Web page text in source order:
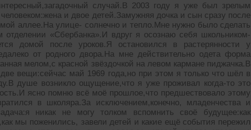
случай.В 2003 году я уже был зрелым
и двое детей.Замужняя дочка и сын сразу после
аллее.На улице- солнечно и тепло.Мне нужно было сделать
«Сбербанка».И вдруг я осознаю себя школьником-
домой после уроков.Я остановился в растерянности у
от родного двора.На мне действительно одета форма
мелом,с красной звёздочкой на левом кармане пиджачка.В
вещи:сейчас май 1969 года,но при этом я только что шёл в
душе возникло ощущение,что я уже проживал когда-то это
ясно помню всё моё прошлое,что предшествовало этому
в школяра.За исключением,конечно, младенчества и
никак не могу толком вспомнить своё будущее:как
мы поженились, завели детей и какие ещё события пережил